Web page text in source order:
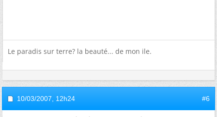
Le paradis sur terre? la beauté... de mon ile.
10/03/2007, 12h24 #6